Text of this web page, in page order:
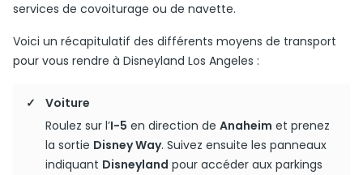
services de covoiturage ou de navette.
Voici un récapitulatif des différents moyens de transport
pour vous rendre à Disneyland Los Angeles :
Voiture
Roulez sur l’I-5 en direction de Anaheim et prenez
la sortie Disney Way. Suivez ensuite les panneaux
indiquant Disneyland pour accéder aux parkings